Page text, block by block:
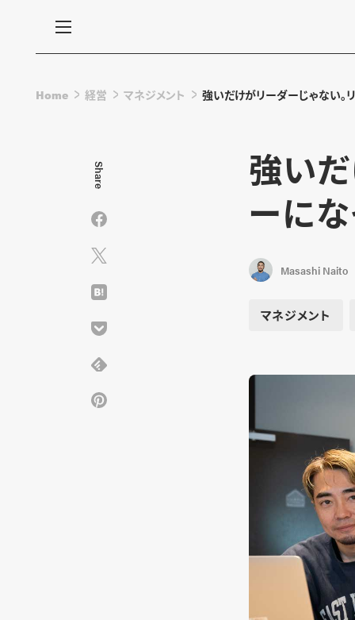
Home 経営 マネジメント 強いだけがリーダーじゃない。
強い
ーにな
Masashi Naito
マネジメント
Share